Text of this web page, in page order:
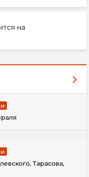
на
Тарасова,